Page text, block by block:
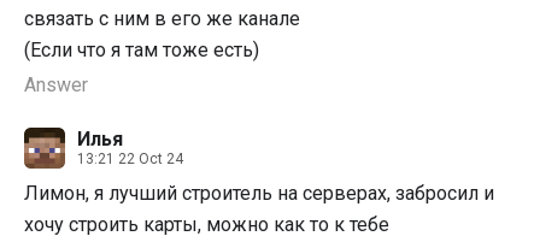
связать с ним в его же канале
(Если что я там тоже есть)
Answer
Илья
13:21 22 Oct 24
Лимон, я лучший строитель на серверах, забросил и
хочу строить карты, можно как то к тебе